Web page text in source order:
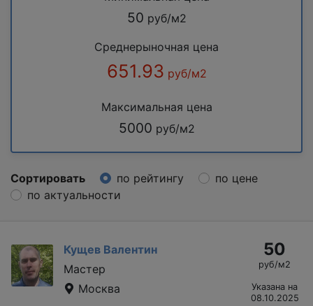
50 руб/м2
Среднерыночная цена
651.93 руб/м2
Максимальная цена
5000 руб/м2
Сортировать по рейтингу
по цене
по актуальности
Кущев Валентин
Мастер
Москва
50
руб/м2
Указана на
08.10.2025